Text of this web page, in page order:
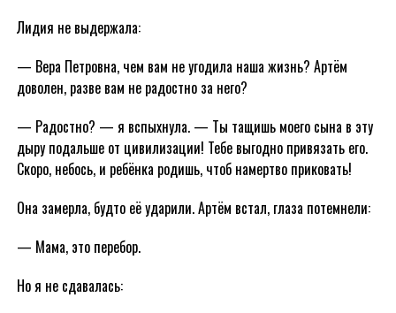
Лидия не выдержала:
— Вера Петровна, чем вам не угодила наша жизнь? Артём
доволен, разве вам не радостно за него?
— Радостно? — я вспыхнула. — Ты тащишь моего сына в эту
дыру подальше от цивилизации! Тебе выгодно привязать его.
Скоро, небось, и ребёнка родишь, чтоб намертво приковать!
Она замерла, будто её ударили. Артём встал, глаза потемнели:
— Мама, это перебор.
Но я не сдавалась: